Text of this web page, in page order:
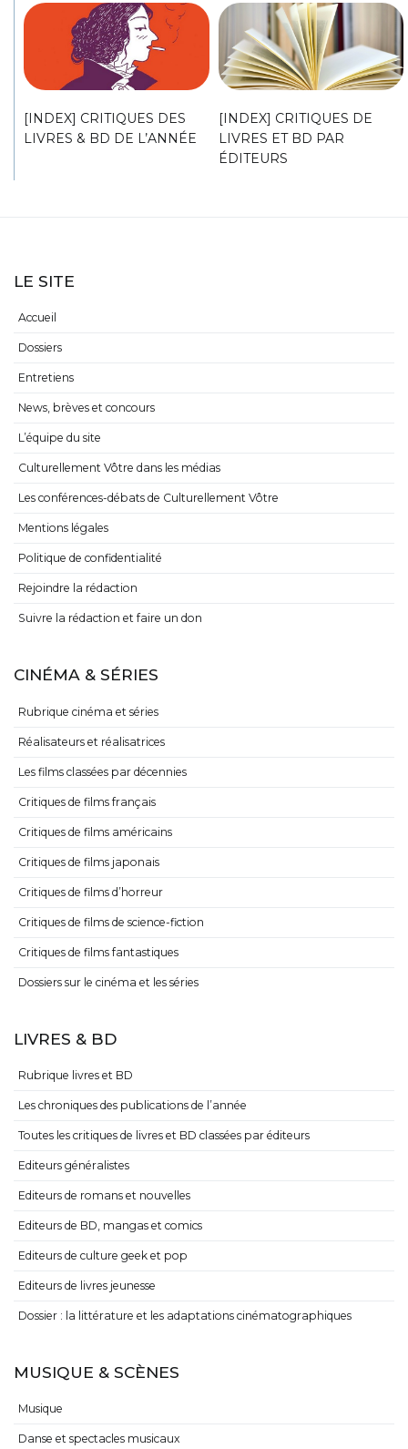
[INDEX] CRITIQUES DES
LIVRES & BD DE L’ANNÉE
[INDEX] CRITIQUES DE
LIVRES ET BD PAR
ÉDITEURS
LE SITE
Accueil
Dossiers
Entretiens
News, brèves et concours
L’équipe du site
Culturellement Vôtre dans les médias
Les conférences-débats de Culturellement Vôtre
Mentions légales
Politique de confidentialité
Rejoindre la rédaction
Suivre la rédaction et faire un don
CINÉMA & SÉRIES
Rubrique cinéma et séries
Réalisateurs et réalisatrices
Les films classées par décennies
Critiques de films français
Critiques de films américains
Critiques de films japonais
Critiques de films d’horreur
Critiques de films de science-fiction
Critiques de films fantastiques
Dossiers sur le cinéma et les séries
LIVRES & BD
Rubrique livres et BD
Les chroniques des publications de l’année
Toutes les critiques de livres et BD classées par éditeurs
Editeurs généralistes
Editeurs de romans et nouvelles
Editeurs de BD, mangas et comics
Editeurs de culture geek et pop
Editeurs de livres jeunesse
Dossier : la littérature et les adaptations cinématographiques
MUSIQUE & SCÈNES
Musique
Danse et spectacles musicaux